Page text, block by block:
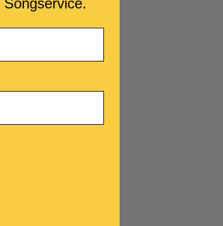
Songservice.